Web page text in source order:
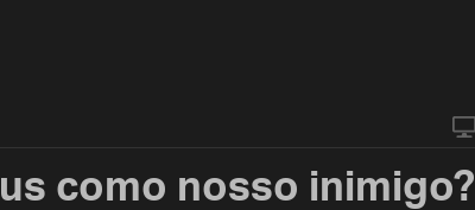
como nosso inimigo?